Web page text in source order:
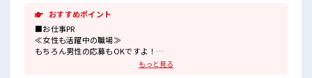
おすすめポイント
■お仕事PR
≪女性も活躍中の職場≫
もちろん男性の応募もOKですよ！
もっと見る